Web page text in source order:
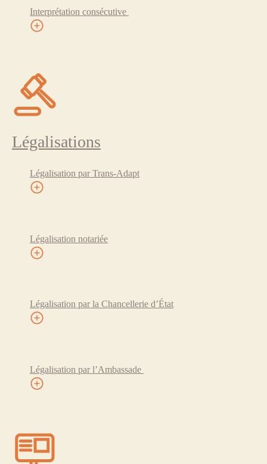
Interprétation consécutive
Légalisations
Légalisation par Trans-Adapt
Légalisation notariée
Légalisation par la Chancellerie d’État
Légalisation par l’Ambassade